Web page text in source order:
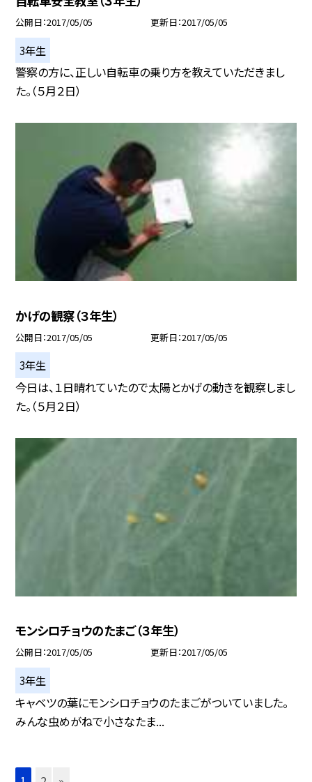
公開日 2017/05/05 更新日 2017/05/05
3年生
警察の方に、正しい自転車の乗り方を教えていただきまし
た。（５月２日）
かげの観察（３年生）
公開日 2017/05/05 更新日 2017/05/05
3年生
今日は、１日晴れていたので太陽とかげの動きを観察しまし
た。（５月２日）
モンシロチョウのたまご（３年生）
公開日 2017/05/05 更新日 2017/05/05
3年生
キャベツの葉にモンシロチョウのたまごがついていました。
みんな虫めがねで小さなたま...